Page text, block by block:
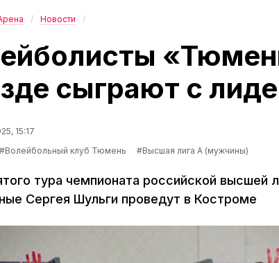
Новости
сыграют с
15:17
#Волейбольный клуб Тюмень #Высшая лига А (мужчины)
тура чемпионата российской высшей
Сергея Шульги проведут в Костроме